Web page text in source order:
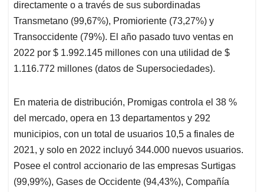
directamente o a través de sus subordinadas
Transmetano (99,67%), Promioriente (73,27%) y
Transoccidente (79%). El año pasado tuvo ventas en
2022 por $ 1.992.145 millones con una utilidad de $
1.116.772 millones (datos de Supersociedades).
En materia de distribución, Promigas controla el 38 %
del mercado, opera en 13 departamentos y 292
municipios, con un total de usuarios 10,5 a finales de
2021, y solo en 2022 incluyó 344.000 nuevos usuarios.
Posee el control accionario de las empresas Surtigas
(99,99%), Gases de Occidente (94,43%), Compañía